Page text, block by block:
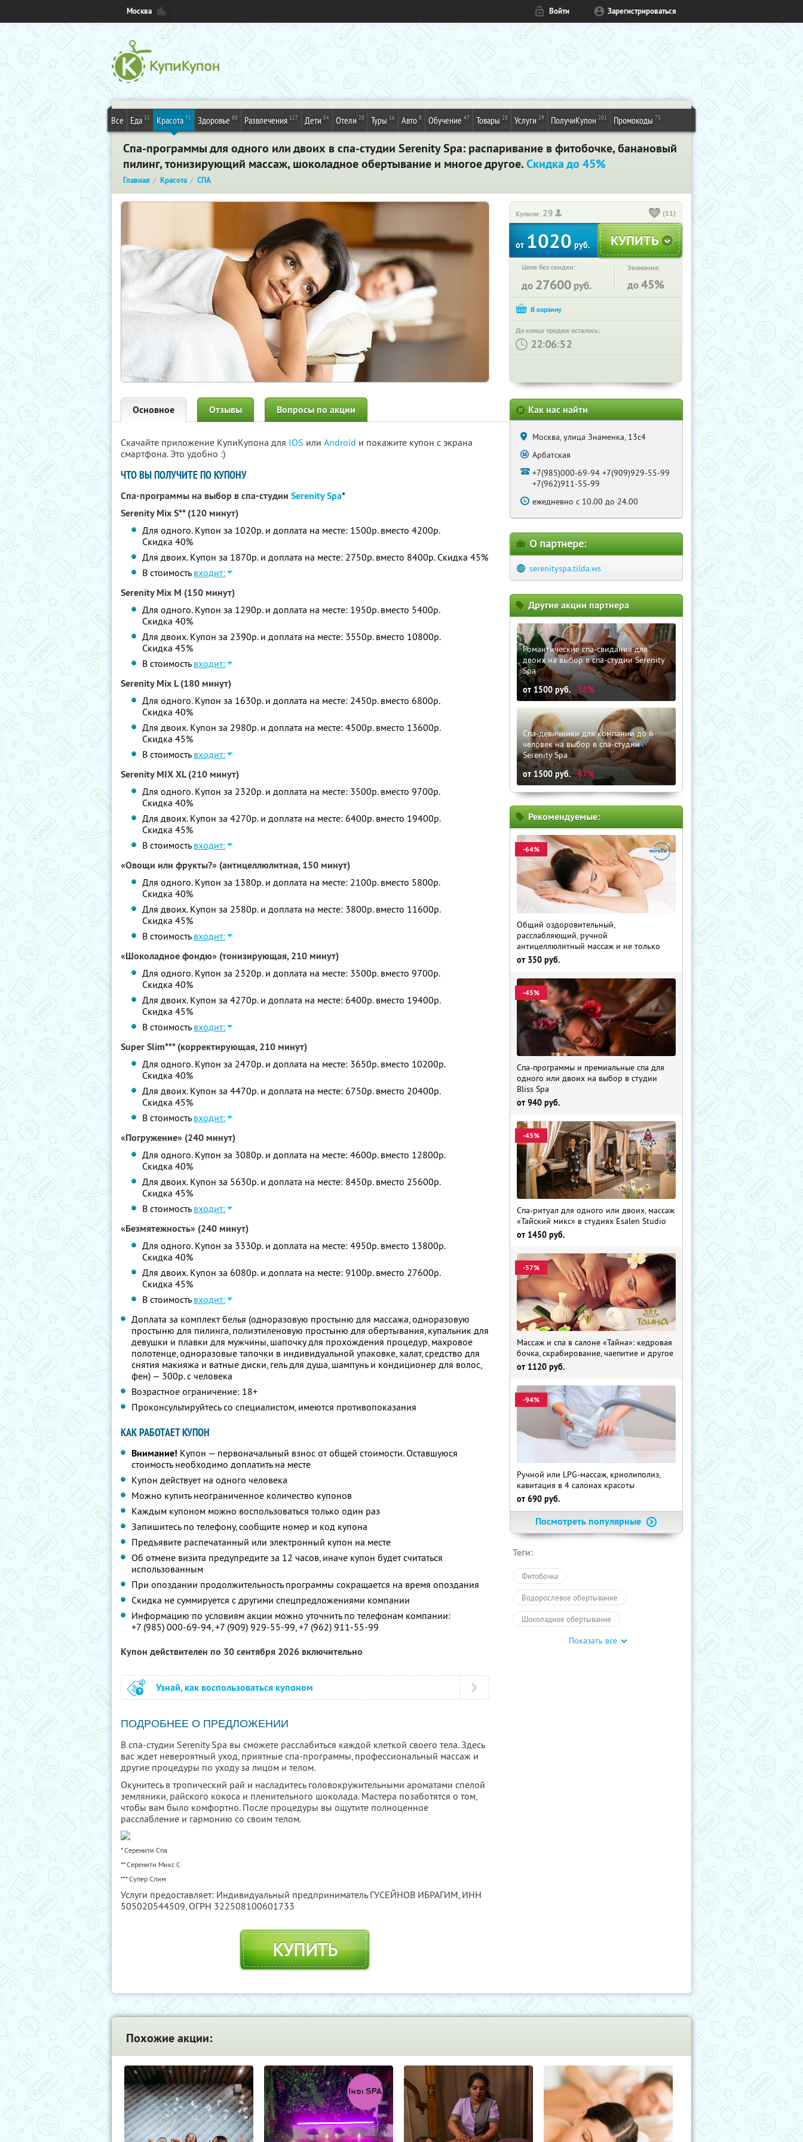
Москва Войти Зарегистрироваться
Все Еда 32 Красота 91 Здоровье 80 Развлечения 127 Дети 54 Отели 20 Туры 16 Авто 8 Обучение 47 Товары 28 Услуги 19 ПолучиКупон 201 Промокоды 73
Спа-программы для одного или двоих в спа-студии Serenity Spa: распаривание в фитобочке, банановый
пилинг, тонизирующий массаж, шоколадное обертывание и многое другое.Скидка до 45%
Главная Красота СПА
Купили: 29 (11)
от 1020 руб.
Цена без скидки:
до 27600 руб.
Экономия:
до45%
До конца продаж осталось:
: :
Основное Отзывы Вопросы по акции
Скачайте приложение КупиКупона для IOS или Android и покажите купон с экрана
смартфона. Это удобно :)
ЧТО ВЫ ПОЛУЧИТЕ ПО КУПОНУ
Спа-программы на выбор в спа-студии Serenity Spa*
Serenity Mix S** (120 минут)
Для одного. Купон за 1020р. и доплата на месте: 1500р. вместо 4200р.
Скидка 40%
Для двоих. Купон за 1870р. и доплата на месте: 2750р. вместо 8400р. Скидка 45%
В стоимость входит:
Serenity Mix M (150 минут)
Для одного. Купон за 1290р. и доплата на месте: 1950р. вместо 5400р.
Скидка 40%
Для двоих. Купон за 2390р. и доплата на месте: 3550р. вместо 10800р.
Скидка 45%
В стоимость входит:
Serenity Mix L (180 минут)
Для одного. Купон за 1630р. и доплата на месте: 2450р. вместо 6800р.
Скидка 40%
Для двоих. Купон за 2980р. и доплата на месте: 4500р. вместо 13600р.
Скидка 45%
В стоимость входит:
Serenity MIX XL (210 минут)
Для одного. Купон за 2320р. и доплата на месте: 3500р. вместо 9700р.
Скидка 40%
Для двоих. Купон за 4270р. и доплата на месте: 6400р. вместо 19400р.
Скидка 45%
В стоимость входит:
«Овощи или фрукты?» (антицеллюлитная, 150 минут)
Для одного. Купон за 1380р. и доплата на месте: 2100р. вместо 5800р.
Скидка 40%
Для двоих. Купон за 2580р. и доплата на месте: 3800р. вместо 11600р.
Скидка 45%
В стоимость входит:
«Шоколадное фондю» (тонизирующая, 210 минут)
Для одного. Купон за 2320р. и доплата на месте: 3500р. вместо 9700р.
Скидка 40%
Для двоих. Купон за 4270р. и доплата на месте: 6400р. вместо 19400р.
Скидка 45%
В стоимость входит:
Super Slim*** (корректирующая, 210 минут)
Для одного. Купон за 2470р. и доплата на месте: 3650р. вместо 10200р.
Скидка 40%
Для двоих. Купон за 4470р. и доплата на месте: 6750р. вместо 20400р.
Скидка 45%
В стоимость входит:
«Погружение» (240 минут)
Для одного. Купон за 3080р. и доплата на месте: 4600р. вместо 12800р.
Скидка 40%
Для двоих. Купон за 5630р. и доплата на месте: 8450р. вместо 25600р.
Скидка 45%
В стоимость входит:
«Безмятежность» (240 минут)
Для одного. Купон за 3330р. и доплата на месте: 4950р. вместо 13800р.
Скидка 40%
Для двоих. Купон за 6080р. и доплата на месте: 9100р. вместо 27600р.
Скидка 45%
В стоимость входит:
Доплата за комплект белья (одноразовую простыню для массажа, одноразовую
простыню для пилинга, полиэтиленовую простыню для обертывания, купальник для
девушки и плавки для мужчины, шапочку для прохождения процедур, махровое
полотенце, одноразовые тапочки в индивидуальной упаковке, халат, средство для
снятия макияжа и ватные диски, гель для душа, шампунь и кондиционер для волос,
фен) — 300р. с человека
Возрастное ограничение: 18+
Проконсультируйтесь со специалистом, имеются противопоказания
КАК РАБОТАЕТ КУПОН
Внимание! Купон — первоначальный взнос от общей стоимости. Оставшуюся
стоимость необходимо доплатить на месте
Купон действует на одного человека
Можно купить неограниченное количество купонов
Каждым купоном можно воспользоваться только один раз
Запишитесь по телефону, сообщите номер и код купона
Предъявите распечатанный или электронный купон на месте
Об отмене визита предупредите за 12 часов, иначе купон будет считаться
использованным
При опоздании продолжительность программы сокращается на время опоздания
Скидка не суммируется с другими спецпредложениями компании
Информацию по условиям акции можно уточнить по телефонам компании:
+7 (985) 000-69-94, +7 (909) 929-55-99, +7 (962) 911-55-99
Купон действителен по 30 сентября 2026 включительно
Узнай, как воспользоваться купоном
ПОДРОБНЕЕ О ПРЕДЛОЖЕНИИ
В спа-студии Serenity Spa вы сможете расслабиться каждой клеткой своего тела. Здесь
вас ждет невероятный уход, приятные спа-программы, профессиональный массаж и
другие процедуры по уходу за лицом и телом.
Окунитесь в тропический рай и насладитесь головокружительными ароматами спелой
земляники, райского кокоса и пленительного шоколада. Мастера позаботятся о том,
чтобы вам было комфортно. После процедуры вы ощутите полноценное
расслабление и гармонию со своим телом.
* Серенити Спа
** Серенити Микс С
*** Супер Слим
Услуги предоставляет: Индивидуальный предприниматель ГУСЕЙНОВ ИБРАГИМ, ИНН
505020544509, ОГРН 322508100601733
КУПИТЬ
Как нас найти
Москва, улица Знаменка, 13с4
Арбатская
+7(985)000-69-94 +7(909)929-55-99
+7(962)911-55-99
ежедневно с 10.00 до 24.00
О партнере:
serenityspa.tilda.ws
Другие акции партнера
Романтические спа-свидания для
двоих на выбор в спа-студии Serenity
Spa
от1500руб. -58%
Спа-девичники для компании до 6
человек на выбор в спа-студии
Serenity Spa
от 1500руб. -67%
Рекомендуемые:
-64%
Общий оздоровительный,
расслабляющий, ручной
антицеллюлитный массаж и не только
от 350 руб.
-45%
Спа-программы и премиальные спа для
одного или двоих на выбор в студии
Bliss Spa
от 940 руб.
-45%
Спа-ритуал для одного или двоих, массаж
«Тайский микс» в студиях Esalen Studio
от 1450 руб.
-57%
Массаж и спа в салоне «Тайна»: кедровая
бочка, скрабирование, чаепитие и другое
от 1120 руб.
-94%
Ручной или LPG-массаж, криолиполиз,
кавитация в 4 салонах красоты
от 690 руб.
Посмотреть популярные
Теги:
Фитобочка
Водорослевое обертывание
Шоколадное обертывание
Горячее обертывание Массаж стоп
Показать все
Похожие акции: